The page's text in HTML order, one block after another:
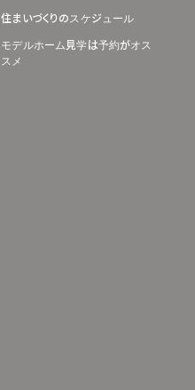
住まいづくりのスケジュール
モデルホーム見学は予約がオス
スメ